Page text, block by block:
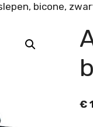
bicone,
€